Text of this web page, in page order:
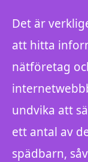
Det är
att hitta
nätföretag
undvika att
ett antal av
spädbarn,